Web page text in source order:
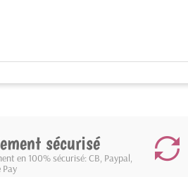
sécurisé
en 100% sécurisé: CB, Paypal,
Pay